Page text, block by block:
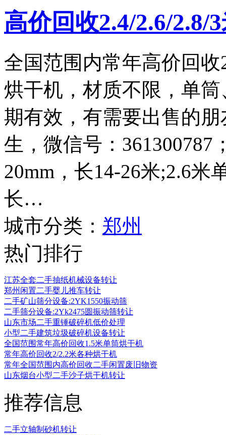
高价回收2.4/2.6/2.8/
全国范围内常年高价回收
烘干机，材质不限，单
期有效，有需要出售的朋
生，微信号：361300787
20mm，长14-26米;2.6米
长…
城市分类： 郑州
热门排行
江苏全套二手抽纸机械设备转让
郑州闲置二手婴儿推车转让
二手矿山筛分设备:2YK1550振动筛
二手筛分设备:2Yk2475圆振动筛转让
山东市场二手重锤破碎机低价处理
小型二手建筑垃圾破碎机设备转让
全国范围常年高价回收1.5米单筒烘干机
常年高价回收2/2.2米各种烘干机
常年全国范围内高价回收二手闲置废旧物资
山东烟台小型二手沙子烘干机转让
推荐信息
二手立轴制砂机转让